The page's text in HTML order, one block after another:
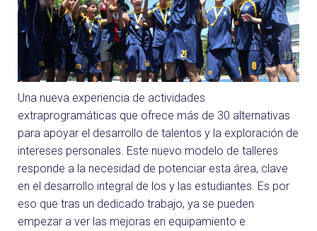
Una nueva experiencia de actividades
extraprogramáticas que ofrece más de 30 alternativas
para apoyar el desarrollo de talentos y la exploración de
intereses personales. Este nuevo modelo de talleres
responde a la necesidad de potenciar esta área, clave
en el desarrollo integral de los y las estudiantes. Es por
eso que tras un dedicado trabajo, ya se pueden
empezar a ver las mejoras en equipamiento e